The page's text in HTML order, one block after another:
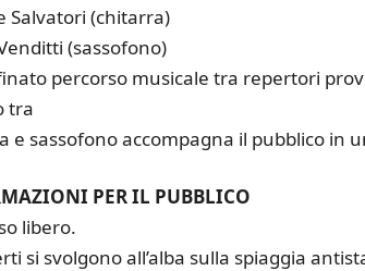
Salvatori (chitarra)
(sassofono)
percorso musicale tra repertori
tra
e sassofono accompagna il pubblico in
PER IL PUBBLICO
libero.
si svolgono all’alba sulla spiaggia